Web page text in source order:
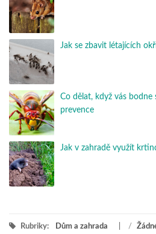
Jak se zbavit létajících
Co dělat, když vás bodne
prevence
Jak v zahradě využít
Rubriky: Dům a zahrada /